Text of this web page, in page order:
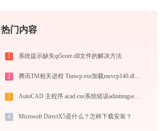
热门内容
1 系统提示缺失qt5core.dll文件的解决方法
2 腾讯TM相关进程 Timwp.exe加载msvcp140.dll文件丢失处理办法
3 AutoCAD 主程序 acad.exe系统错误adintimgservices.dll丢失如何解决
4 Microsoft DirectX5是什么？怎样下载安装？